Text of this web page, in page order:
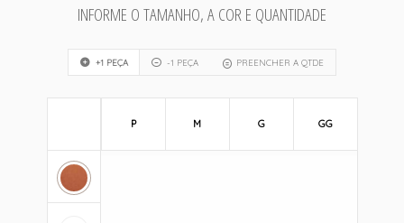
INFORME O TAMANHO, A COR E QUANTIDADE
+1 PEÇA -1 PEÇA PREENCHER A QTDE
P M G GG